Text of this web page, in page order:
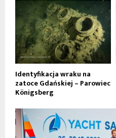
Identyfikacja wraku na
zatoce Gdańskiej – Parowiec
Königsberg